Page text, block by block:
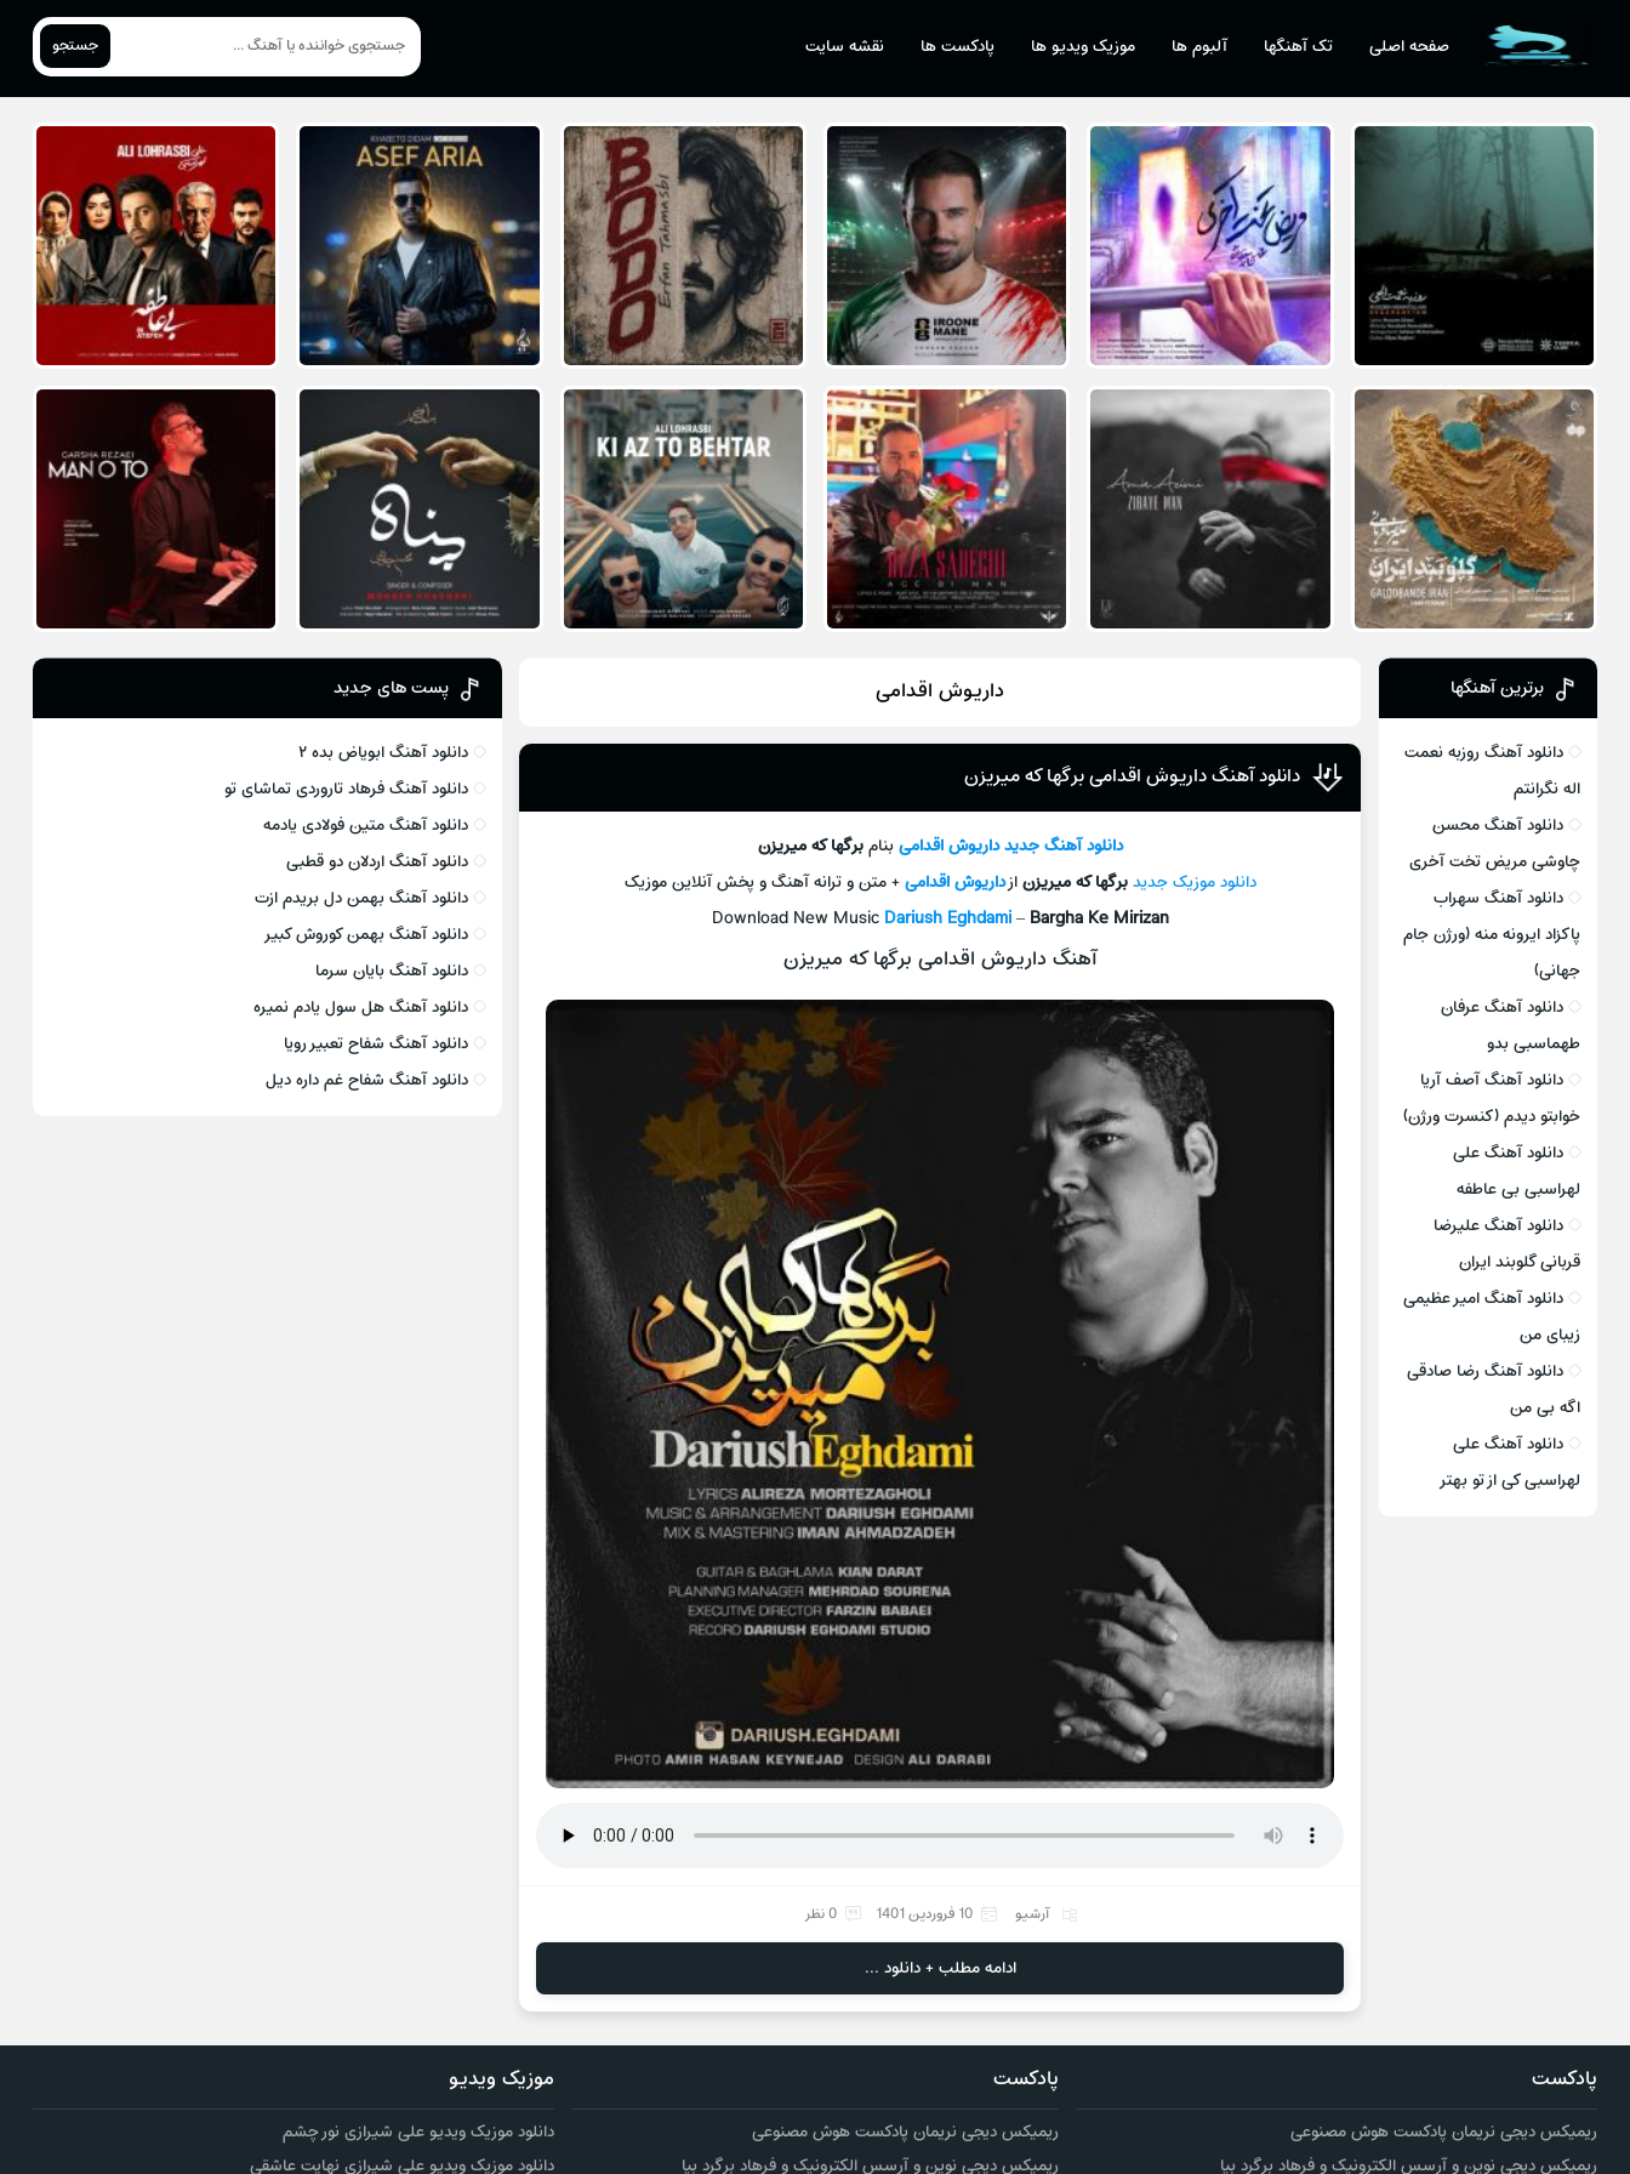
صفحه اصلی تک آهنگها آلبوم ها موزیک ویدیو ها پادکست ها نقشه سایت جستجو
داریوش اقدامی
دانلود آهنگ داریوش اقدامی برگها که میریزن
دانلود آهنگ جديدداریوش اقدامیبنامبرگها که میریزن
دانلود موزیک جديدبرگها که میریزنازداریوش اقدامی+ متن و ترانه آهنگ و پخش آنلاين موزيک
Download New Music Dariush Eghdami– Bargha Ke Mirizan
آهنگ داریوش اقدامی برگها که میریزن
آرشیو 10 فروردین 1401 0 نظر
ادامه مطلب + دانلود ...
برترین آهنگها
دانلود آهنگ روزبه نعمت
اله نگرانتم
دانلود آهنگ محسن
چاوشی مریض تخت آخری
دانلود آهنگ سهراب
پاکزاد ایرونه منه (ورژن جام
جهانی)
دانلود آهنگ عرفان
طهماسبی بدو
دانلود آهنگ آصف آریا
خوابتو دیدم (کنسرت ورژن)
دانلود آهنگ علی
لهراسبی بی عاطفه
دانلود آهنگ علیرضا
قربانی گلوبند ایران
دانلود آهنگ امیر عظیمی
زیبای من
دانلود آهنگ رضا صادقی
اگه بی من
دانلود آهنگ علی
لهراسبی کی از تو ‌بهتر
پست های جدید
دانلود آهنگ ابویاض بده ۲
دانلود آهنگ فرهاد تاروردی تماشای تو
دانلود آهنگ متین فولادی یادمه
دانلود آهنگ اردلان دو قطبی
دانلود آهنگ بهمن دل بریدم ازت
دانلود آهنگ بهمن کوروش کبیر
دانلود آهنگ بایان سرما
دانلود آهنگ هل سول یادم نمیره
دانلود آهنگ شفاح تعبیر رویا
دانلود آهنگ شفاح غم داره دیل
پادکست
ریمیکس دیجی نریمان پادکست هوش مصنوعی
ریمیکس دیجی نوین و آرسس الکترونیک و فرهاد برگرد بیا
پادکست
ریمیکس دیجی نریمان پادکست هوش مصنوعی
ریمیکس دیجی نوین و آرسس الکترونیک و فرهاد برگرد بیا
موزیک ویدیو
دانلود موزیک ویدیو علی شیرازی نور چشم
دانلود موزیک ویدیو علی شیرازی نهایت عاشقی